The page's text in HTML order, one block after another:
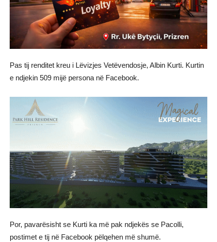
Pas tij renditet kreu i Lëvizjes Vetëvendosje, Albin Kurti. Kurtin
e ndjekin 509 mijë persona në Facebook.
Por, pavarësisht se Kurti ka më pak ndjekës se Pacolli,
postimet e tij në Facebook pëlqehen më shumë.